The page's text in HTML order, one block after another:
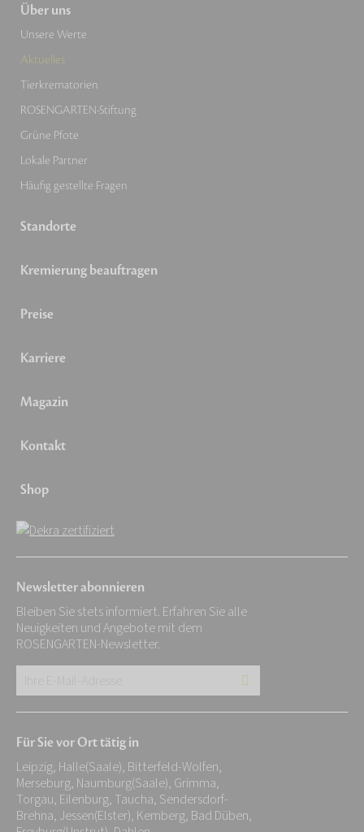
Über uns
Unsere Werte
Aktuelles
Tierkrematorien
ROSENGARTEN-Stiftung
Grüne Pfote
Lokale Partner
Häufig gestellte Fragen
Standorte
Kremierung beauftragen
Preise
Karriere
Magazin
Kontakt
Shop
Newsletter abonnieren
Bleiben Sie stets informiert. Erfahren Sie alle
Neuigkeiten und Angebote mit dem
ROSENGARTEN-Newsletter.
E-
Adresse:
*
Für Sie vor Ort tätig in
Leipzig, Halle(Saale), Bitterfeld-Wolfen,
Merseburg, Naumburg(Saale), Grimma,
Torgau, Eilenburg, Taucha, Sendersdorf-
Brehna, Jessen(Elster), Kemberg, Bad Düben,